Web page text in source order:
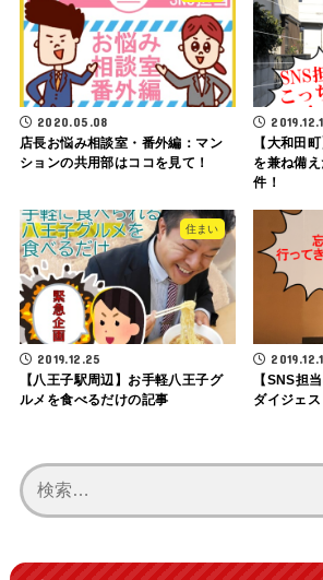
2020.05.08
店長お悩み相談室・番外編：マン
ションの共用部はココを見て！
【大和田
を兼ね備
件！
住まい
2019.12.25
【八王子駅周辺】お手軽八王子グ
ルメを食べるだけの記事
【SNS担
ダイジェス
索: